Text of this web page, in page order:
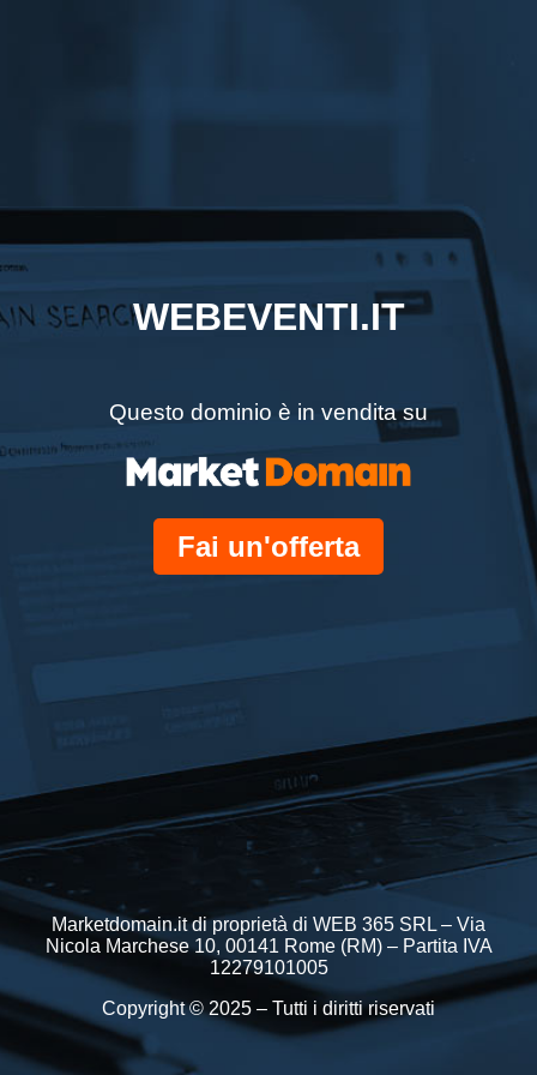
WEBEVENTI.IT
Questo dominio è in vendita su
Fai un'offerta
Marketdomain.it di proprietà di WEB 365 SRL – Via
Nicola Marchese 10, 00141 Rome (RM) – Partita IVA
12279101005
Copyright © 2025 – Tutti i diritti riservati